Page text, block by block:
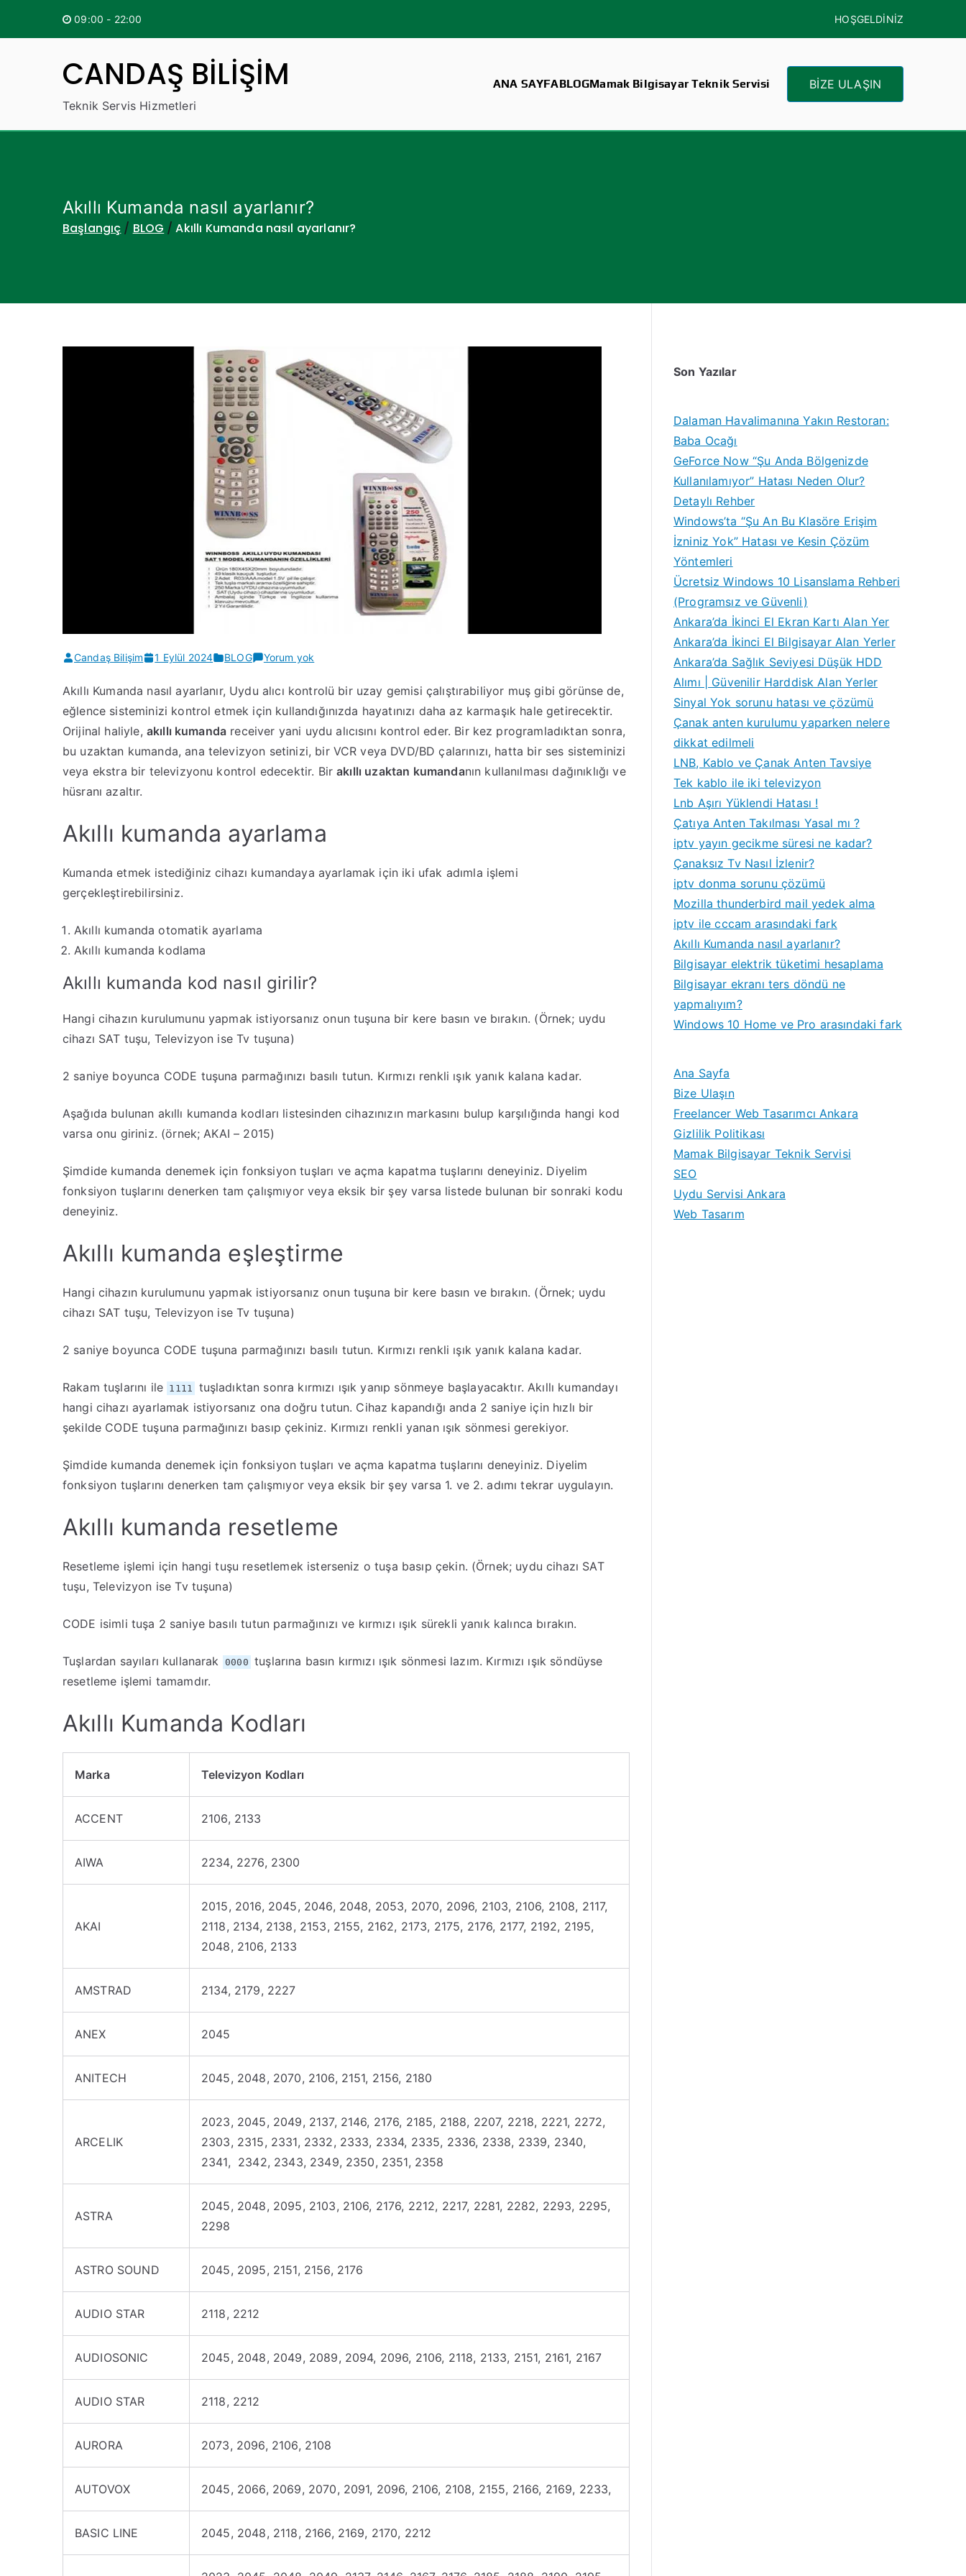
09:00 - 22:00 HOŞGELDİNİZ
CANDAŞ BİLİŞİM
Teknik Servis Hizmetleri
ANA SAYFABLOGMamak Bilgisayar Teknik Servisi BİZE ULAŞIN
Akıllı Kumanda nasıl ayarlanır?
Başlangıç BLOG Akıllı Kumanda nasıl ayarlanır?
Candaş Bilişim 1 Eylül 2024 BLOG Yorum yok
nasıl
ayarlanır?
Akıllı Kumanda nasıl ayarlanır, Uydu alıcı kontrolü bir uzay gemisi çalıştırabiliyor muş gibi görünse de,
eğlence sisteminizi kontrol etmek için kullandığınızda hayatınızı daha az karmaşık hale getirecektir.
Orijinal haliyle, akıllı kumanda receiver yani uydu alıcısını kontrol eder. Bir kez programladıktan sonra,
bu uzaktan kumanda, ana televizyon setinizi, bir VCR veya DVD/BD çalarınızı, hatta bir ses sisteminizi
veya ekstra bir televizyonu kontrol edecektir. Birakıllı uzaktan kumandanın kullanılması dağınıklığı ve
hüsranı azaltır.
Akıllı kumanda ayarlama
Kumanda etmek istediğiniz cihazı kumandaya ayarlamak için iki ufak adımla işlemi
gerçekleştirebilirsiniz.
Akıllı kumanda otomatik ayarlama
Akıllı kumanda kodlama
Akıllı kumanda kod nasıl girilir?
Hangi cihazın kurulumunu yapmak istiyorsanız onun tuşuna bir kere basın ve bırakın. (Örnek; uydu
cihazı SAT tuşu, Televizyon ise Tv tuşuna)
2 saniye boyunca CODE tuşuna parmağınızı basılı tutun. Kırmızı renkli ışık yanık kalana kadar.
Aşağıda bulunan akıllı kumanda kodları listesinden cihazınızın markasını bulup karşılığında hangi kod
varsa onu giriniz. (örnek; AKAI – 2015)
Şimdide kumanda denemek için fonksiyon tuşları ve açma kapatma tuşlarını deneyiniz. Diyelim
fonksiyon tuşlarını denerken tam çalışmıyor veya eksik bir şey varsa listede bulunan bir sonraki kodu
deneyiniz.
Akıllı kumanda eşleştirme
Hangi cihazın kurulumunu yapmak istiyorsanız onun tuşuna bir kere basın ve bırakın. (Örnek; uydu
cihazı SAT tuşu, Televizyon ise Tv tuşuna)
2 saniye boyunca CODE tuşuna parmağınızı basılı tutun. Kırmızı renkli ışık yanık kalana kadar.
Rakam tuşlarını ile 1111
tuşladıktan sonra kırmızı ışık yanıp sönmeye başlayacaktır. Akıllı kumandayı
hangi cihazı ayarlamak istiyorsanız ona doğru tutun. Cihaz kapandığı anda 2 saniye için hızlı bir
şekilde CODE tuşuna parmağınızı basıp çekiniz. Kırmızı renkli yanan ışık sönmesi gerekiyor.
Şimdide kumanda denemek için fonksiyon tuşları ve açma kapatma tuşlarını deneyiniz. Diyelim
fonksiyon tuşlarını denerken tam çalışmıyor veya eksik bir şey varsa 1. ve 2. adımı tekrar uygulayın.
Akıllı kumanda resetleme
Resetleme işlemi için hangi tuşu resetlemek isterseniz o tuşa basıp çekin. (Örnek; uydu cihazı SAT
tuşu, Televizyon ise Tv tuşuna)
CODE isimli tuşa 2 saniye basılı tutun parmağınızı ve kırmızı ışık sürekli yanık kalınca bırakın.
Tuşlardan sayıları kullanarak 0000 tuşlarına basın kırmızı ışık sönmesi lazım. Kırmızı ışık söndüyse
resetleme işlemi tamamdır.
Akıllı Kumanda Kodları
Marka Televizyon Kodları
ACCENT 2106, 2133
AIWA 2234, 2276, 2300
AKAI
2015, 2016, 2045, 2046, 2048, 2053, 2070, 2096, 2103, 2106, 2108, 2117,
2118, 2134, 2138, 2153, 2155, 2162, 2173, 2175, 2176, 2177, 2192, 2195,
2048, 2106, 2133
AMSTRAD 2134, 2179, 2227
ANEX 2045
ANITECH 2045, 2048, 2070, 2106, 2151, 2156, 2180
ARCELIK
2023, 2045, 2049, 2137, 2146, 2176, 2185, 2188, 2207, 2218, 2221, 2272,
2303, 2315, 2331, 2332, 2333, 2334, 2335, 2336, 2338, 2339, 2340,
2341, 2342, 2343, 2349, 2350, 2351, 2358
ASTRA
2045, 2048, 2095, 2103, 2106, 2176, 2212, 2217, 2281, 2282, 2293, 2295,
2298
ASTRO SOUND 2045, 2095, 2151, 2156, 2176
AUDIO STAR 2118, 2212
AUDIOSONIC 2045, 2048, 2049, 2089, 2094, 2096, 2106, 2118, 2133, 2151, 2161, 2167
AUDIO STAR 2118, 2212
AURORA 2073, 2096, 2106, 2108
AUTOVOX 2045, 2066, 2069, 2070, 2091, 2096, 2106, 2108, 2155, 2166, 2169, 2233,
BASIC LINE 2045, 2048, 2118, 2166, 2169, 2170, 2212
Son Yazılar
Dalaman Havalimanına Yakın Restoran:
Baba Ocağı
GeForce Now “Şu Anda Bölgenizde
Kullanılamıyor” Hatası Neden Olur?
Detaylı Rehber
Windows’ta “Şu An Bu Klasöre Erişim
İzniniz Yok” Hatası ve Kesin Çözüm
Yöntemleri
Ücretsiz Windows 10 Lisanslama Rehberi
(Programsız ve Güvenli)
Ankara’da İkinci El Ekran Kartı Alan Yer
Ankara’da İkinci El Bilgisayar Alan Yerler
Ankara’da Sağlık Seviyesi Düşük HDD
Alımı | Güvenilir Harddisk Alan Yerler
Sinyal Yok sorunu hatası ve çözümü
Çanak anten kurulumu yaparken nelere
dikkat edilmeli
LNB, Kablo ve Çanak Anten Tavsiye
Tek kablo ile iki televizyon
Lnb Aşırı Yüklendi Hatası !
Çatıya Anten Takılması Yasal mı ?
iptv yayın gecikme süresi ne kadar?
Çanaksız Tv Nasıl İzlenir?
iptv donma sorunu çözümü
Mozilla thunderbird mail yedek alma
iptv ile cccam arasındaki fark
Akıllı Kumanda nasıl ayarlanır?
Bilgisayar elektrik tüketimi hesaplama
Bilgisayar ekranı ters döndü ne
yapmalıyım?
Windows 10 Home ve Pro arasındaki fark
Ana Sayfa
Bize Ulaşın
Freelancer Web Tasarımcı Ankara
Gizlilik Politikası
Mamak Bilgisayar Teknik Servisi
SEO
Uydu Servisi Ankara
Web Tasarım